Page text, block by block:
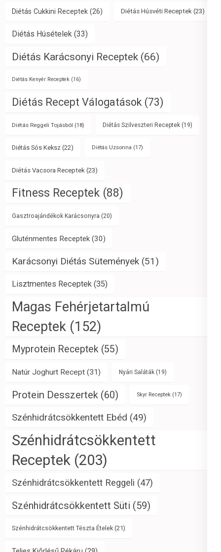
Diétás Cukkini Receptek (26) Diétás Húsvéti Receptek (23)
Diétás Húsételek (33)
Diétás Karácsonyi Receptek (66)
Diétás Kenyér Receptek (16)
Diétás Recept Válogatások (73)
Diétás Reggeli Tojásból (18) Diétás Szilveszteri Receptek (19)
Diétás Sós Keksz (22) Diétás Uzsonna (17)
Diétás Vacsora Receptek (23)
Fitness Receptek (88)
Gasztroajándékok Karácsonyra (20)
Gluténmentes Receptek (30)
Karácsonyi Diétás Sütemények (51)
Lisztmentes Receptek (35)
Magas Fehérjetartalmú
Receptek (152)
Myprotein Receptek (55)
Natúr Joghurt Recept (31) Nyári Saláták (19)
Protein Desszertek (60) Skyr Receptek (17)
Szénhidrátcsökkentett Ebéd (49)
Szénhidrátcsökkentett
Receptek (203)
Szénhidrátcsökkentett Reggeli (47)
Szénhidrátcsökkentett Süti (59)
Szénhidrátcsökkentett Tészta Ételek (21)